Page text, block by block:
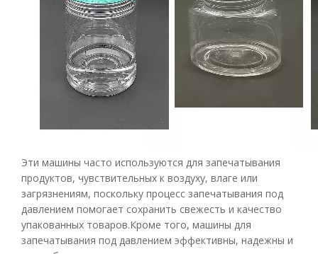
Эти машины часто используются для запечатывания
продуктов, чувствительных к воздуху, влаге или
загрязнениям, поскольку процесс запечатывания под
давлением помогает сохранить свежесть и качество
упакованных товаров.Кроме того, машины для
запечатывания под давлением эффективны, надежны и